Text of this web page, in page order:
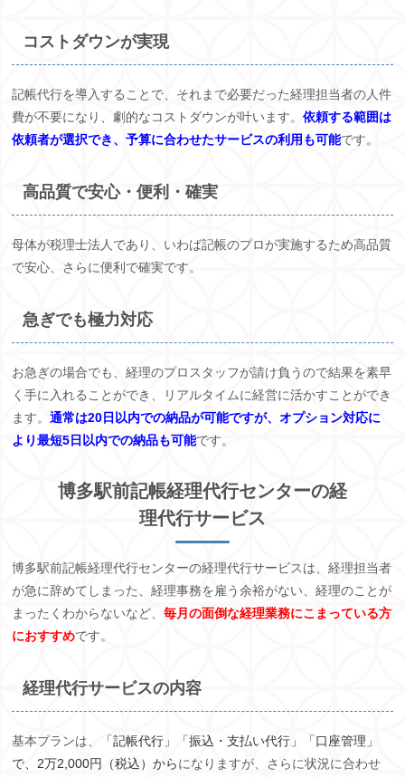
コストダウンが実現
記帳代行を導入することで、それまで必要だった経理担当者の人件
費が不要になり、劇的なコストダウンが叶います。依頼する範囲は
依頼者が選択でき、予算に合わせたサービスの利用も可能です。
高品質で安心・便利・確実
母体が税理士法人であり、いわば記帳のプロが実施するため高品質
で安心、さらに便利で確実です。
急ぎでも極力対応
お急ぎの場合でも、経理のプロスタッフが請け負うので結果を素早
く手に入れることができ、リアルタイムに経営に活かすことができ
ます。通常は20日以内での納品が可能ですが、オプション対応に
より最短5日以内での納品も可能です。
博多駅前記帳経理代行センターの経
理代行サービス
博多駅前記帳経理代行センターの経理代行サービスは、経理担当者
が急に辞めてしまった、経理事務を雇う余裕がない、経理のことが
まったくわからないなど、毎月の面倒な経理業務にこまっている方
におすすめです。
経理代行サービスの内容
基本プランは、
「記帳代行」「振込・支払い代行」「口座管理」
で、2万2,000円（税込）からになりますが、さらに状況に合わせ